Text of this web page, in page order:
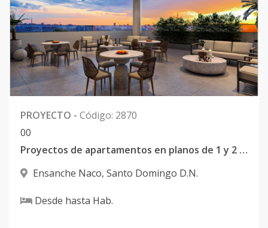
PROYECTO - Código: 2870
00
Proyectos de apartamentos en planos de 1 y 2 habitaciones en Naco
Ensanche Naco, Santo Domingo D.N.
Desde hasta Hab.